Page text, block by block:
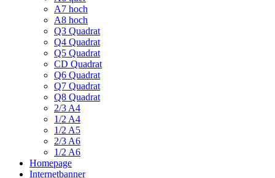
A7 hoch
A8 hoch
Q3 Quadrat
Q4 Quadrat
Q5 Quadrat
CD Quadrat
Q6 Quadrat
Q7 Quadrat
Q8 Quadrat
2/3 A4
1/2 A4
1/2 A5
2/3 A6
1/2 A6
Homepage
Internetbanner